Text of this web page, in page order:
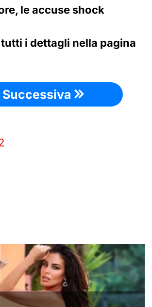
le accuse shock
i dettagli nella pagina
Successiva